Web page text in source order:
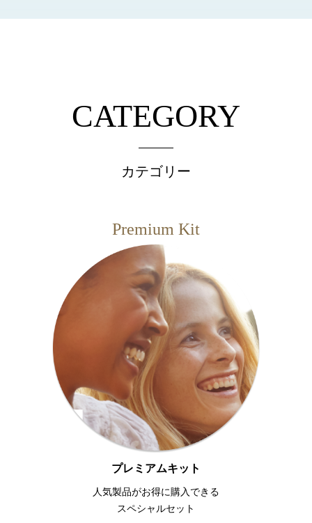
CATEGORY
カテゴリー
Premium Kit
プレミアムキット
人気製品がお得に購入できる
スペシャルセット